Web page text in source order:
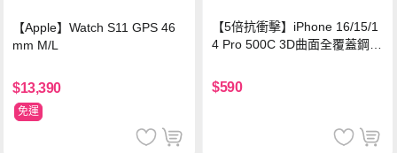
【Apple】Watch S11 GPS 46
mm M/L
$13,390
免運
【5倍抗衝擊】iPhone 16/15/1
4 Pro 500C 3D曲面全覆蓋鋼化
保護貼
$590